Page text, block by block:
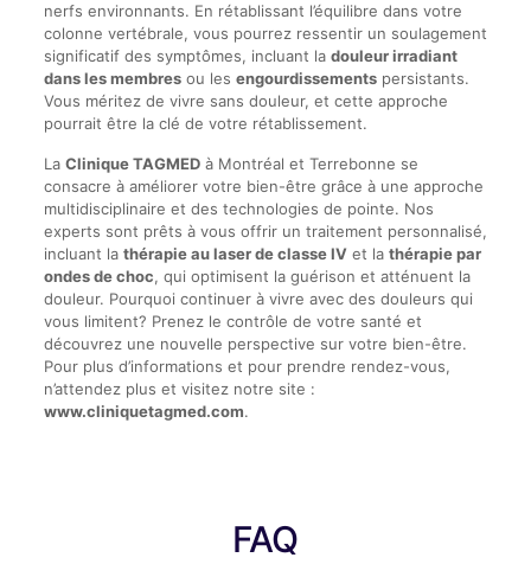
nerfs environnants. En rétablissant l’équilibre dans votre
colonne vertébrale, vous pourrez ressentir un soulagement
significatif des symptômes, incluant la douleur irradiant
dans les membresou les engourdissementspersistants.
Vous méritez de vivre sans douleur, et cette approche
pourrait être la clé de votre rétablissement.
La Clinique TAGMEDà Montréal et Terrebonne se
consacre à améliorer votre bien-être grâce à une approche
multidisciplinaire et des technologies de pointe. Nos
experts sont prêts à vous offrir un traitement personnalisé,
incluant la thérapie au laser de classe IVet la thérapie par
ondes de choc, qui optimisent la guérison et atténuent la
douleur. Pourquoi continuer à vivre avec des douleurs qui
vous limitent? Prenez le contrôle de votre santé et
découvrez une nouvelle perspective sur votre bien-être.
Pour plus d’informations et pour prendre rendez-vous,
n’attendez plus et visitez notre site :
www.cliniquetagmed.com.
FAQ